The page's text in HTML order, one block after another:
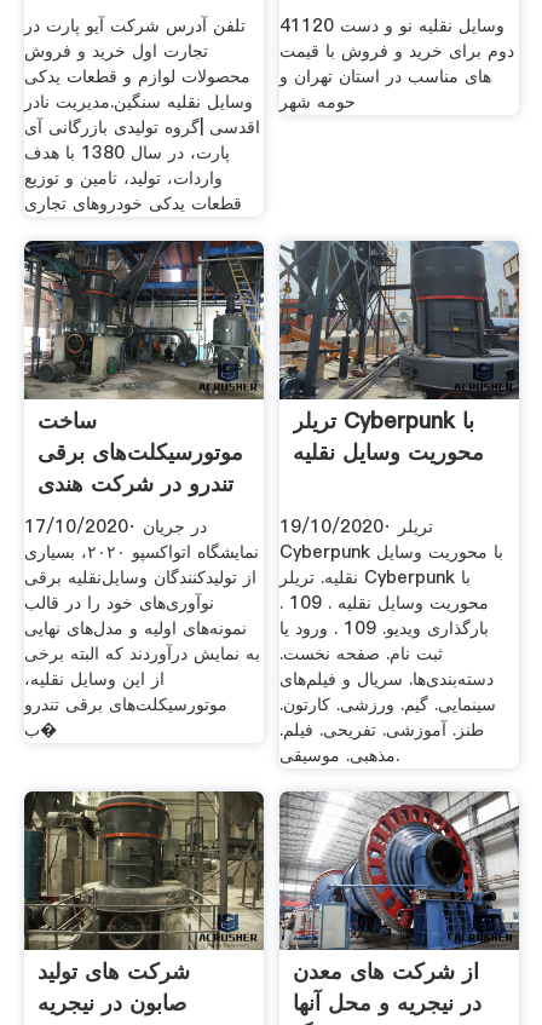
تلفن آدرس شرکت آیو پارت در
تجارت اول خرید و فروش
محصولات لوازم و قطعات یدکی
وسایل نقلیه سنگین.مدیریت نادر
اقدسی |گروه تولیدی بازرگانی آی
پارت، در سال 1380 با هدف
واردات، تولید، تامین و توزیع
قطعات یدکی خودروهای تجاری
41120 وسایل نقلیه نو و دست
دوم برای خرید و فروش با قیمت
های مناسب در استان تهران و
حومه شهر
ساخت
موتورسیکلت‌های برقی
تندرو در شرکت هندی
17/10/2020· در جریان
نمایشگاه اتواکسپو ۲۰۲۰، بسیاری
از تولیدکنندگان وسایل‌نقلیه برقی
نوآوری‌های خود را در قالب
نمونه‌های اولیه و مدل‌های نهایی
به نمایش درآوردند که البته برخی
از این وسایل ‌نقلیه،
موتورسیکلت‌های برقی تندرو
ب�
تریلر Cyberpunk با
محوریت وسایل نقلیه
19/10/2020· تریلر
Cyberpunk با محوریت وسایل
نقلیه. تریلر Cyberpunk با
محوریت وسایل نقلیه . 109 .
بارگذاری ویدیو. 109 . ورود یا
ثبت نام. صفحه نخست.
دسته‌بندی‌ها. سریال و فیلم‌های
سینمایی. گیم. ورزشی. کارتون.
طنز. آموزشی. تفریحی. فیلم.
مذهبی. موسیقی.
شرکت های تولید
صابون در نیجریه
از شرکت های معدن
در نیجریه و محل آنها